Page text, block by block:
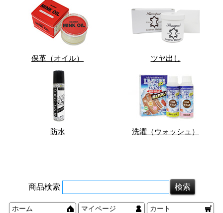
保革（オイル） ツヤ出し
防水 洗濯（ウォッシュ）
商品検索
ホーム マイページ カート